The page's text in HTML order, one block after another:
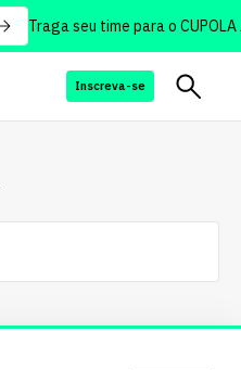
Traga seu time para o CUPOLA
Inscreva-se